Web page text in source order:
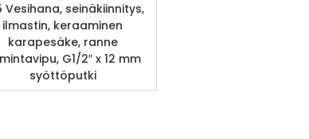
Vesihana, seinäkiinnitys,
ilmastin, keraaminen
karapesäke, ranne
G1/2″ x 12 mm
syöttöputki